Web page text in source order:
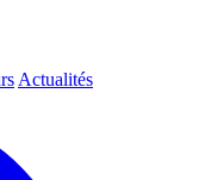
Actualités